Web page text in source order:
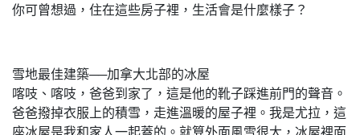
你可曾想過，住在這些房子裡，生活會是什麼樣子？
雪地最佳建築──加拿大北部的冰屋
喀吱、喀吱，爸爸到家了，這是他的靴子踩進前門的聲音。
爸爸撥掉衣服上的積雪，走進溫暖的屋子裡。我是尤拉，這
座冰屋是我和家人一起蓋的。就算外面風雪很大，冰屋裡面